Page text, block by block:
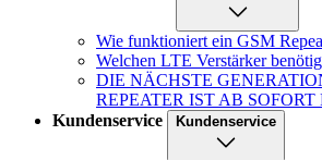
Wie funktioniert ein GSM
Welchen LTE Verstärker
DIE NÄCHSTE
REPEATER IST AB
Kundenservice
Kundenservice